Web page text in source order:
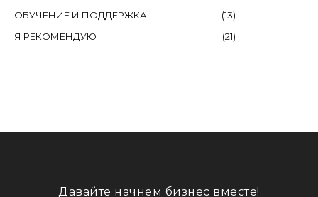
ОБУЧЕНИЕ И ПОДДЕРЖКА
(13)
Я РЕКОМЕНДУЮ
(21)
Давайте начнем бизнес вместе!